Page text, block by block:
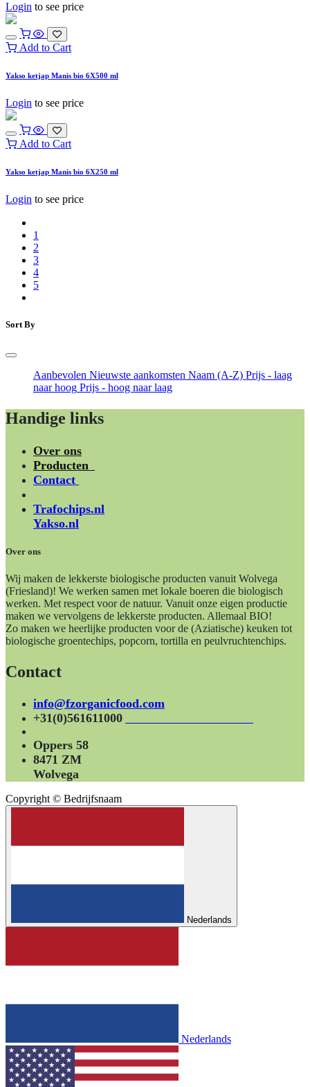
Login to see price
Add to Cart
Yakso ketjap Manis bio 6X500 ml
Login to see price
Add to Cart
Yakso ketjap Manis bio 6X250 ml
Login to see price
1
2
3
4
5
Sort By
Aanbevolen Nieuwste aankomsten Naam (A-Z) Prijs - laag
naar hoog Prijs - hoog naar laag
Handige links
Over ons
Producten
Contact
Trafochips.nl
Yakso.nl
Over ons
Wij maken de lekkerste biologische producten vanuit Wolvega
(Friesland)! We werken samen met lokale boeren die biologisch
werken. Met respect voor de natuur. Vanuit onze eigen productie
maken we vervolgens de lekkerste producten. Allemaal BIO!
Zo maken we heerlijke producten voor de (Aziatische) keuken tot
biologische groentechips, popcorn, tortilla en peulvruchtenchips.
Contact
info@fzorganicfood.com
+31(0)561611000
Oppers 58
8471 ZM
Wolvega
Copyright © Bedrijfsnaam
Nederlands
Nederlands